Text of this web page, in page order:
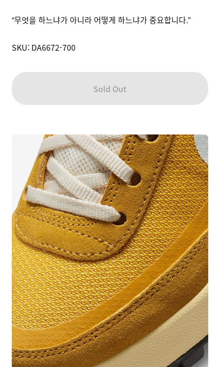
“무엇을 하느냐가 아니라 어떻게 하느냐가 중요합니다.”
SKU: DA6672-700
Sold Out